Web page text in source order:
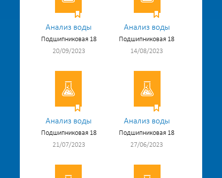
Анализ воды
Подшипниковая 18
20/09/2023
Анализ воды
Подшипниковая 18
14/08/2023
Анализ воды
Подшипниковая 18
21/07/2023
Анализ воды
Подшипниковая 18
27/06/2023